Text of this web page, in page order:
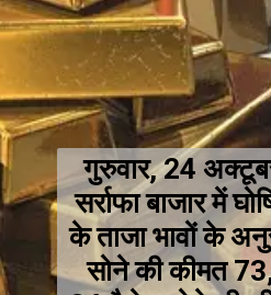
गुरुवार, 24
सर्राफा बाजार में
के ताजा भावों के
सोने की कीमत